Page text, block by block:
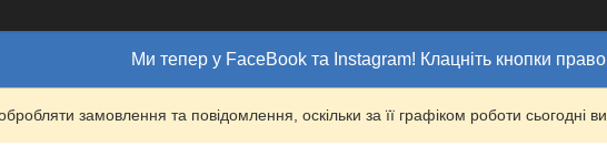
Ми тепер у FaceBook та Instagram! Клацніть кнопки
замовлення та повідомлення, оскільки за її графіком роботи